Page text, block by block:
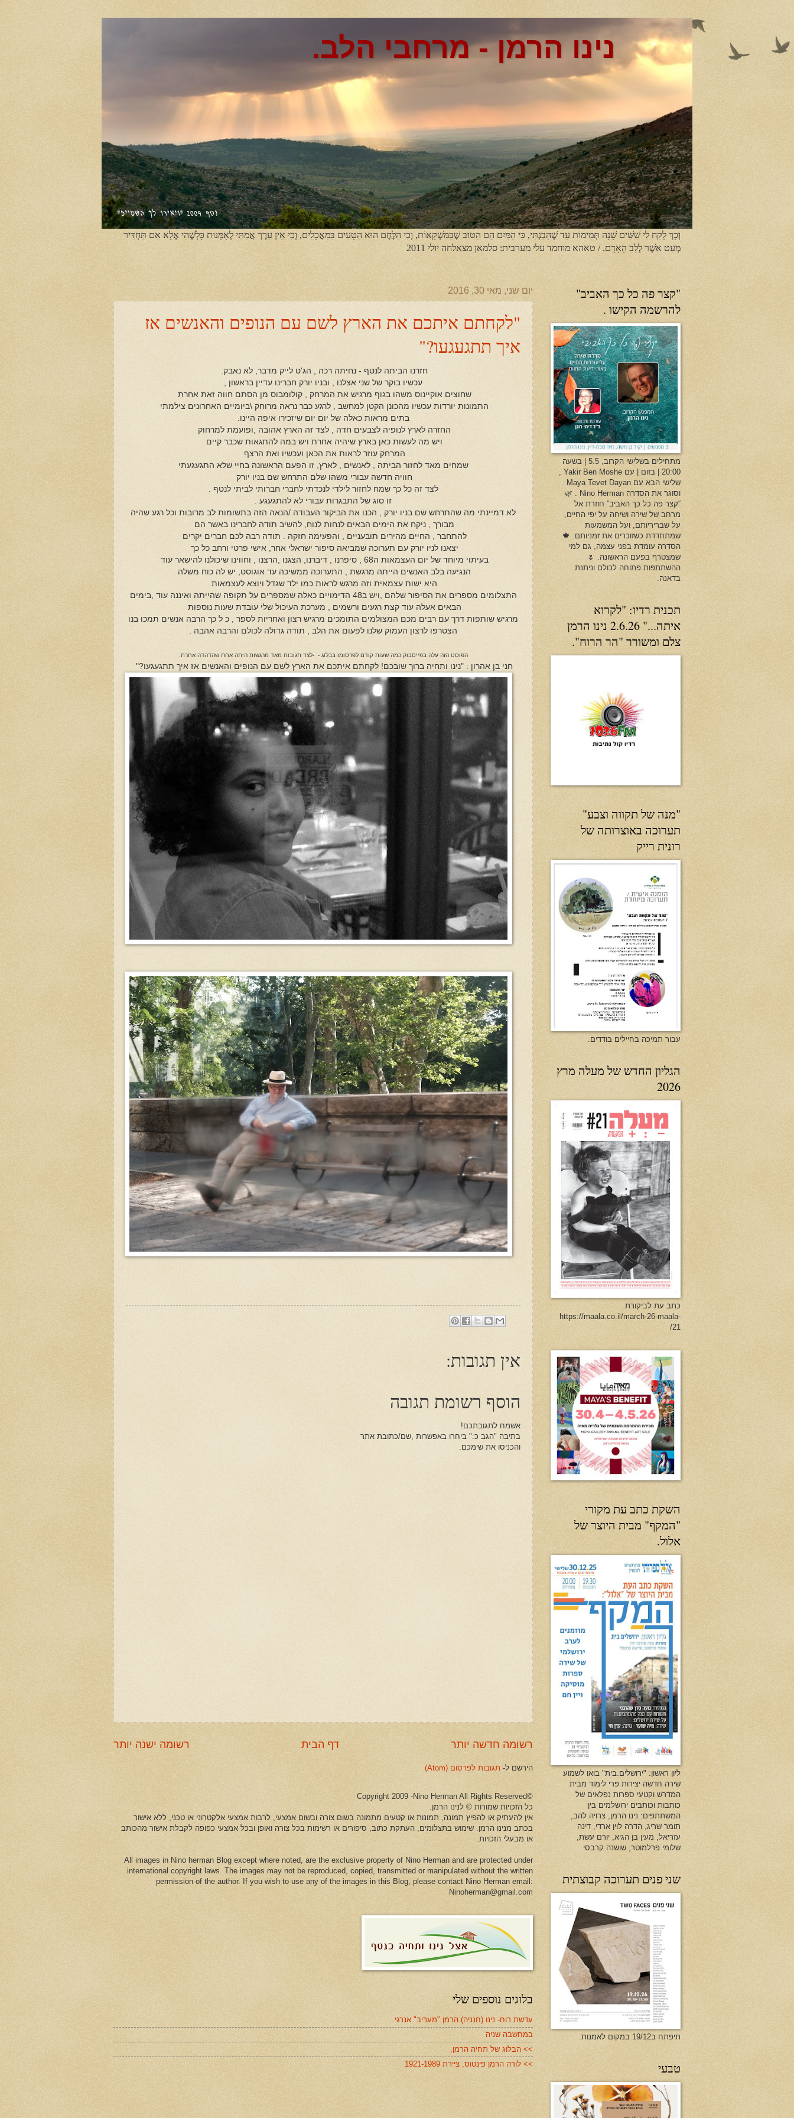
נינו הרמן - מרחבי הלב.
וְכָךְ לָקַח לִי שִׁשִּׁים שָׁנָה תְּמִימוֹת עַד שֶׁהֵבַנְתִּי, כִּי הַמַּיִם הֵם הַטּוֹב שֶׁבַּמַּשְׁקָאוֹת, וְכִי הַלֶּחֶם הוּא הַטָּעִים בַּמַאֲכָלִים, וְכִי אֵין עֵרֶך אֲמִתִּי לְאָמָּנוּת כָּלְשֶׁהִי אֶלָּא אִם תַּחְדִּיר
מְעַט אשֶׁר לְלֵב הָאָדָם. / טאהא מוחמד עלי מערבית: סלמאן מצאלחה יולי 2011
יום שני, מאי 30, 2016
"לקחתם איתכם את הארץ לשם עם הנופים והאנשים אז
איך תתגעגעו?"
חזרנו הביתה לנטף - נחיתה רכה , הג'ט לייק מדבר, לא נאבק.
עכשיו בוקר של שני אצלנו , ובניו יורק חברינו עדיין בראשון ,
שחוצים אוקיינוס משהו בגוף מרגיש את המרחק , קולומבוס מן הסתם חווה זאת אחרת
התמונות יורדות עכשיו מהכונן הקטן למחשב , לרגע כבר נראה מרוחק \ביומיים האחרונים צילמתי
בתים מראות כאלה של יום יום שיזכירו איפה היינו.
החזרה לארץ לנופיה לצבעים חדה , לצד זה הארץ אהובה ,ופועמת למרחוק
ויש מה לעשות כאן בארץ שיהיה אחרת ויש במה להתגאות שכבר קיים
המרחק עוזר לראות את הכאן ועכשיו ואת הרצף
שמחים מאד לחזור הביתה , לאנשים , לארץ, זו הפעם הראשונה בחיי שלא התגעגעתי
חוויה חדשה עבורי משהו שלם התרחש שם בניו יורק
לצד זה כל כך שמח לחזור לילדי לנכדתי לחברי חברותי לביתי לנטף .
זו סוג של התבגרות עבורי לא להתגעגע .
לא דמיינתי מה שהתרחש שם בניו יורק , הכנו את הביקור העבודה /הנאה הזה בתשומות לב מרובות וכל רגע שהיה
מבורך , ניקח את הימים הבאים לנחות לנוח, להשיב תודה לחברינו באשר הם
להתחבר , החיים מהירים תובעניים , והפעימה חזקה . תודה רבה לכם חברים יקרים
יצאנו לניו יורק עם תערוכה שמביאה סיפור ישראלי אחר, אישי פרטי ורחב כל כך
בעיתוי מיוחד של יום העצמאות ה68 , סיפרנו , דיברנו, הצגנו ,הרצנו , וחווינו שיכולנו להישאר עוד
הנגיעה בלב האנשים הייתה מרגשת , התערוכה ממשיכה עד אוגוסט, יש לה כוח משלה
היא ישות עצמאית וזה מרגש לראות כמו ילד שגדל ויוצא לעצמאות
התצלומים מספרים את הסיפור שלהם ,ויש ב48 הדימויים כאלה שמספרים על תקופה שהייתה ואיננה עוד ,בימים
הבאים אעלה עוד קצת רגעים ורשמים , מערכת העיכול שלי עובדת שעות נוספות
מרגיש שותפות דרך עם רבים מכם המצולמים התומכים מרגיש רצון ואחריות לספר , כ ל כך הרבה אנשים תמכו בנו
הצטרפו לרצון העמוק שלנו לפעום את הלב , תודה גדולה לכולם והרבה אהבה .
הפוסט הזה עלה בפייסבוק כמה שעות קודם לפרסומו בבלוג - -לצד תגובות מאד מרגשות היתה אחת שהדהדה אחרת.
חני בן אהרון : "נינו ותחיה ברוך שובכם! לקחתם איתכם את הארץ לשם עם הנופים והאנשים אז איך תתגעגעו?"
אין תגובות:
הוסף רשומת תגובה
אשמח לתגובתכם!
בתיבה "הגב כ:" ביחרו באפשרות ,שם/כתובת אתר
והכניסו את שימכם.
רשומה חדשה יותר רשומה ישנה יותר דף הבית
הירשם ל- תגובות לפרסום (Atom)
©Copyright 2009 -Nino Herman All Rights Reserved
כל הזכויות שמורות © לנינו הרמן.
אין להעתיק או להפיץ תמונה, תמונות או קטעים מתמונה בשום צורה ובשום אמצעי, לרבות אמצעי אלקטרוני או טכני, ללא אישור
בכתב מנינו הרמן. שימוש בתצלומים, העתקת כתוב, סיפורים או רשימות בכל צורה ואופן ובכל אמצעי כפופה לקבלת אישור מהכותב
או מבעלי הזכויות.
All images in Nino herman Blog except where noted, are the exclusive property of Nino Herman and are protected under
international copyright laws. The images may not be reproduced, copied, transmitted or manipulated without the written
permission of the author. If you wish to use any of the images in this Blog, please contact Nino Herman email:
Ninoherman@gmail.com
בלוגים נוספים שלי
עדשת רוח- נינו (חנניה) הרמן "מעריב" אנרגי.
במחשבה שניה
>> הבלוג של תחיה הרמן,
>> לורה הרמן פינטוס, ציירת 1921-1989
"קצר פה כל כך האביב"
להרשמה הקישו .
מתחילים בשלישי הקרוב, 5.5 | בשעה
20:00 | בזום | עם Yakir Ben Moshe ,
שלישי הבא עם Maya Tevet Dayan
וסוגר את הסדרה Nino Herman . 🌿
“קצר פה כל כך האביב” חוזרת אל
מרחב של שירה ושיחה על יפי החיים,
על שבריריותם, ועל המשמעות
שמתחדדת כשזוכרים את זמניותם. 🍁
הסדרה עומדת בפני עצמה, גם למי
שמצטרף בפעם הראשונה. 🌷
ההשתתפות פתוחה לכולם וניתנת
בדאנה.
תכנית רדיו: "לקרוא
איתה..." 2.6.26 נינו הרמן
צלם ומשורר "הר הרוח".
"מנה של תקווה וצבע"
תערוכה באוצרותה של
רונית רייק
עבור תמיכה בחיילים בודדים.
הגליון החדש של מעלה מרץ
2026
כתב עת לביקורת
https://maala.co.il/march-26-maala-
21/
השקת כתב עת מקורי
"המקף" מבית היוצר של
אלול.
ליון ראשון: "ירושלים.בית" בואו לשמוע
שירה חדשה יצירות פרי לימוד מבית
המדרש וקטעי ספרות נפלאים של
כותבות וכותבים ירושלמים בין
המשתתפים: נינו הרמן, צרויה להב,
תומר שריג, הדרה לוין ארדי, דינה
עזריאל, מעין בן הגיא, יורם עשת,
שלומי פרלמוטר, שושנה קרבסי
שני פנים תערוכה קבוצתית
תיפתח ב19/12 במקום לאמנות.
טבעי